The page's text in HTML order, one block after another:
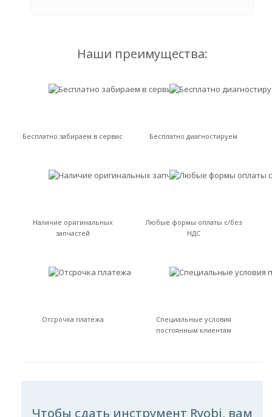
Наши преимущества:
Бесплатно забираем в сервис Бесплатно диагностируем
Наличие оригинальных
запчастей
Любые формы оплаты с/без
НДС
Отсрочка платежа
Специальные условия
постоянным клиентам
Чтобы сдать инструмент Ryobi, вам